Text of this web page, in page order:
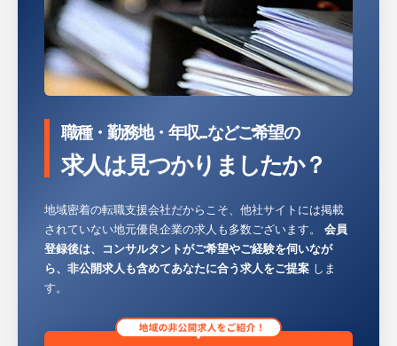
職種・勤務地・年収...などご希望の
求人は見つかりましたか？
地域密着の転職支援会社だからこそ、他社サイトには掲載
されていない地元優良企業の求人も多数ございます。 会員
登録後は、コンサルタントがご希望やご経験を伺いなが
ら、非公開求人も含めてあなたに合う求人をご提案 しま
す。